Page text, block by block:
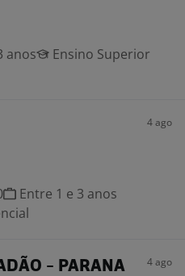
anos
Ensino Superior
4 ago
Entre 1 e 3 anos
- PARANA 4 ago